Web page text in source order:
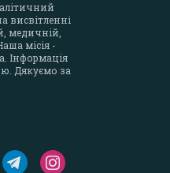
висвітленні
медичній,
місія -
Інформація
Дякуємо за